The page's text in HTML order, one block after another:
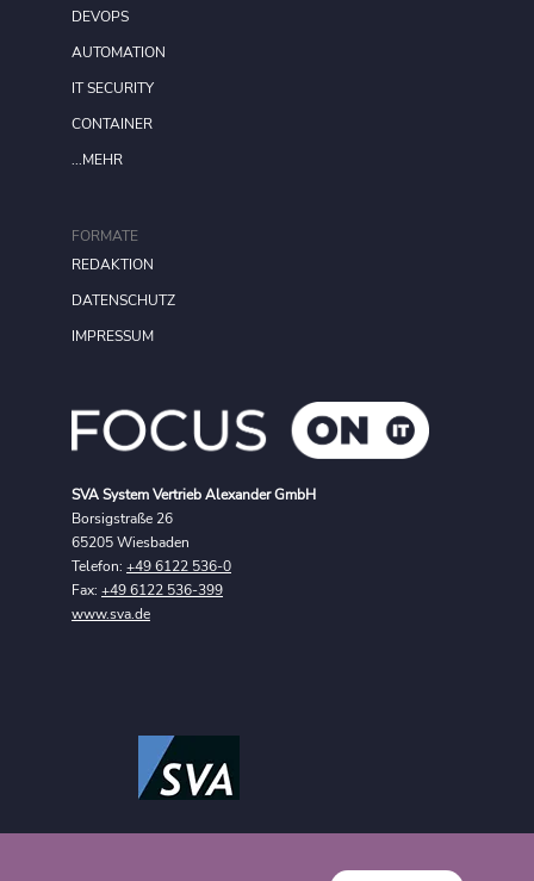
SVA System Vertrieb Alexander GmbH
Borsigstraße 26
65205 Wiesbaden
Telefon: +49 6122 536-0
Fax: +49 6122 536-399
www.sva.de
FORMATE
REDAKTION
DATENSCHUTZ
IMPRESSUM
DEVOPS
AUTOMATION
IT SECURITY
CONTAINER
...MEHR